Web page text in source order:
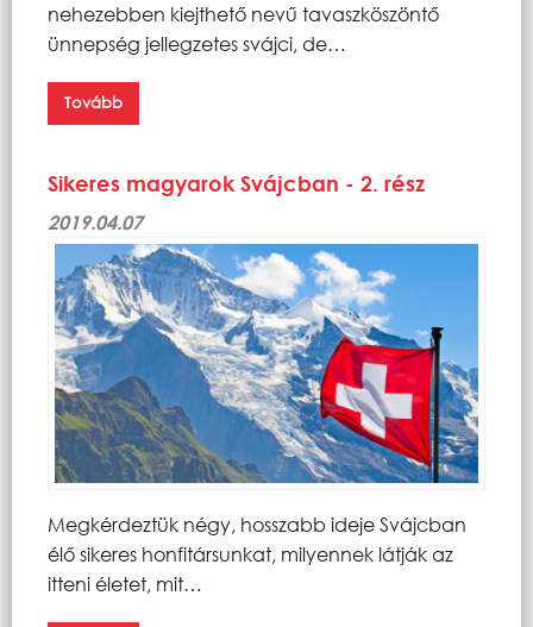
nehezebben kiejthető nevű tavaszköszöntő
ünnepség jellegzetes svájci, de…
Tovább
Sikeres magyarok Svájcban - 2. rész
2019.04.07
Megkérdeztük négy, hosszabb ideje Svájcban
élő sikeres honfitársunkat, milyennek látják az
itteni életet, mit…